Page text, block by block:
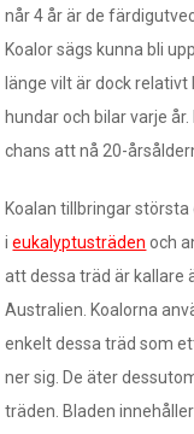
når 4 år är de
Koalor sägs kunna bli
länge vilt är dock
hundar och bilar varje
chans att nå 20-
Koalan tillbringar största
ieukalyptusträden och
att dessa träd är kallare
Australien. Koalorna
enkelt dessa träd som
ner sig. De äter
träden. Bladen